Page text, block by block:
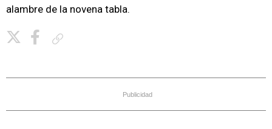
alambre de la novena tabla.
Publicidad